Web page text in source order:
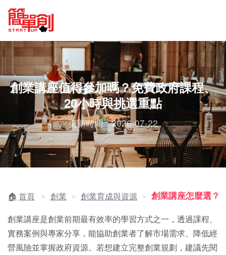
創業講座值得參加嗎？免費政府課程、
20小時與挑選重點
更新時間：2026-07-22
首頁 ＞ 創業 ＞ 創業育成與資源 ＞ 創業講座怎麼選？
創業講座是創業前期最有效率的學習方式之一，透過課程、
實務案例與專家分享，能協助創業者了解市場需求、降低經
營風險並掌握政府資源。若想建立完整創業規劃，建議先閱